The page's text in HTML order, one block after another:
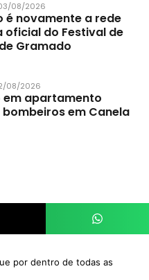
08/2026
é novamente a rede
oficial do Festival de
Gramado
08/2026
em apartamento
em Canela
por dentro de todas as